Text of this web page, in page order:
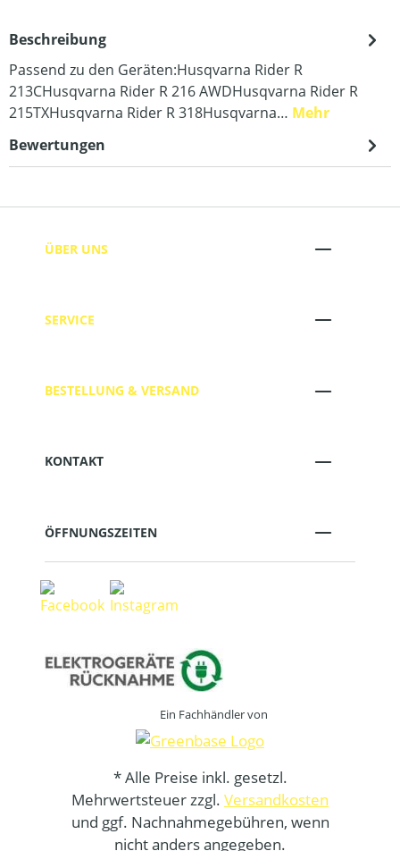
Beschreibung
Passend zu den Geräten:Husqvarna Rider R
213CHusqvarna Rider R 216 AWDHusqvarna Rider R
215TXHusqvarna Rider R 318Husqvarna… Mehr
Bewertungen
ÜBER UNS
SERVICE
BESTELLUNG & VERSAND
KONTAKT
ÖFFNUNGSZEITEN
Ein Fachhändler von
* Alle Preise inkl. gesetzl.
Mehrwertsteuer zzgl. Versandkosten
und ggf. Nachnahmegebühren, wenn
nicht anders angegeben.